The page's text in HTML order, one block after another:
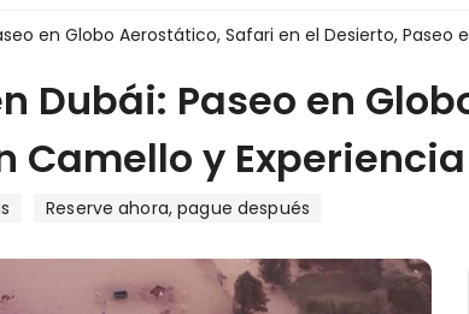
en Globo Aerostático, Safari en el Desierto, Paseo
Dubái: Paseo en
Camello y
Reserve ahora, pague después